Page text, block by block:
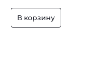
В корзину